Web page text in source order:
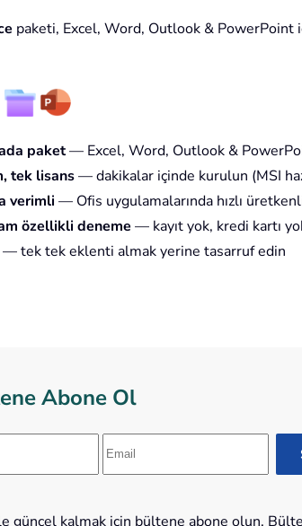
paketi, Excel, Word, Outlook & PowerPoint
paket— Excel, Word, Outlook &
tek lisans— dakikalar içinde kurulun (MSI
verimli — Ofis uygulamalarında hızlı
özellikli deneme — kayıt yok, kredi kartı
— tek tek eklenti almak yerine tasarruf edin
Abone Ol
güncel kalmak için bültene abone olun.